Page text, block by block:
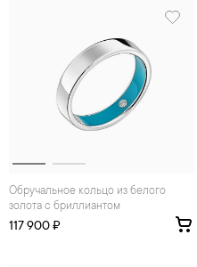
Обручальное кольцо из белого
золота с бриллиантом
117 900 ₽